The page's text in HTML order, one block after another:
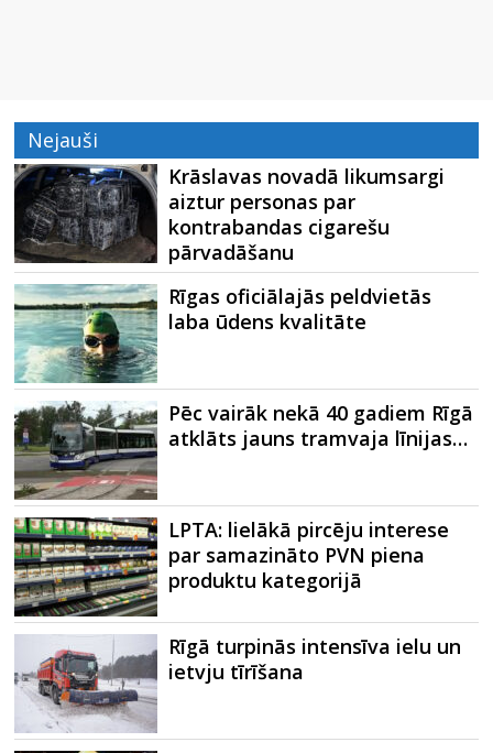
Nejauši
Krāslavas novadā likumsargi
aiztur personas par
kontrabandas cigarešu
pārvadāšanu
Rīgas oficiālajās peldvietās
laba ūdens kvalitāte
Pēc vairāk nekā 40 gadiem Rīgā
atklāts jauns tramvaja līnijas…
LPTA: lielākā pircēju interese
par samazināto PVN piena
produktu kategorijā
Rīgā turpinās intensīva ielu un
ietvju tīrīšana